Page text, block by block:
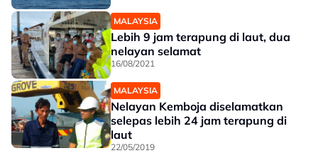
MALAYSIA
Lebih 9 jam terapung di laut, dua
nelayan selamat
16/08/2021
MALAYSIA
Nelayan Kemboja diselamatkan
selepas lebih 24 jam terapung di
laut
22/05/2019